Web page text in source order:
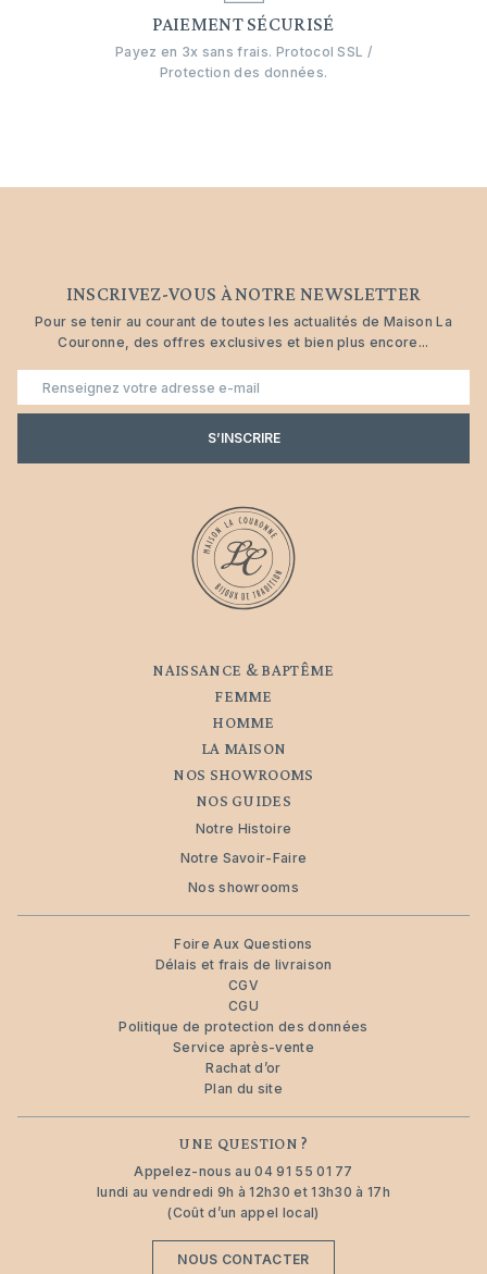
PAIEMENT SÉCURISÉ
Payez en 3x sans frais. Protocol SSL /
Protection des données.
INSCRIVEZ-VOUS À NOTRE NEWSLETTER
Pour se tenir au courant de toutes les actualités de Maison La
Couronne, des offres exclusives et bien plus encore...
E-
S’INSCRIRE
NAISSANCE & BAPTÊME
FEMME
HOMME
LA MAISON
NOS SHOWROOMS
NOS GUIDES
Notre Histoire
Notre Savoir-Faire
Nos showrooms
Foire Aux Questions
Délais et frais de livraison
CGV
CGU
Politique de protection des données
Service après-vente
Rachat d’or
Plan du site
UNE QUESTION ?
Appelez-nous au04 91 55 01 77
lundi au vendredi 9h à 12h30 et 13h30 à 17h
(Coût d’un appel local)
NOUS CONTACTER